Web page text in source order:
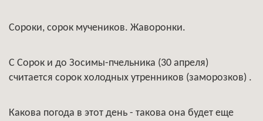
Сороки, сорок мучеников. Жаворонки.
С Сорок и до Зосимы-пчельника (30 апреля)
считается сорок холодных утренников (заморозков) .
Какова погода в этот день - такова она будет еще